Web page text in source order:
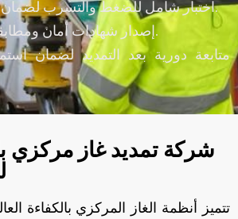
اختبار شامل للضغط والتسرب لضمان الأمان الكامل.
إصدار شهادات أمان ومطابقة للمواصفات.
متابعة دورية بعد التمديد لضمان
شركة تمديد غاز مركزي
تتميز أنظمة الغاز المركزي بالكفاءة